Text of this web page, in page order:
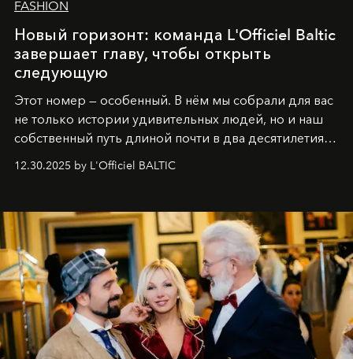
FASHION
Новый горизонт: команда L'Officiel Baltic
завершает главу, чтобы открыть
следующую
Этот номер — особенный. В нём мы собрали для вас
не только истории удивительных людей, но и наш
собственный путь длиной почти в два десятилетия.
души говорим спасибо каждому, кто был с нами все
самыми искренними пожеланиями и теплом, ваша
командаL’Officiel Baltic .
12.30.2025 by L'Officiel BALTIC